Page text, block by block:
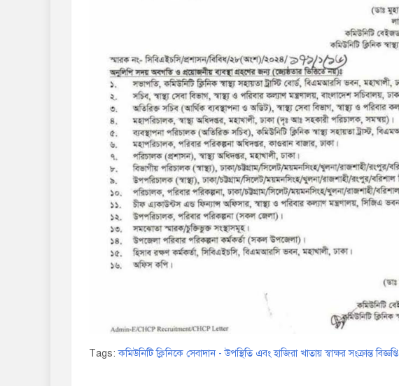
Tags: কমিউনিটি ক্লিনিকে সেবাদান - উপস্থিতি এবং হাজিরা খাতায় স্বাক্ষর সংক্রান্ত বিজ্ঞপ্তি